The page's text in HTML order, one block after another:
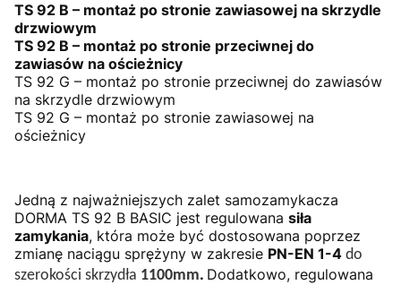
TS 92 B – montaż po stronie zawiasowej na skrzydle
drzwiowym
TS 92 B – montaż po stronie przeciwnej do
zawiasów na ościeżnicy
TS 92 G – montaż po stronie przeciwnej do zawiasów
na skrzydle drzwiowym
TS 92 G – montaż po stronie zawiasowej na
ościeżnicy
Jedną z najważniejszych zalet samozamykacza
DORMA TS 92 B BASIC jest regulowana siła
zamykania, która może być dostosowana poprzez
zmianę naciągu sprężyny w zakresie PN-EN 1-4 do
szerokości skrzydła 1100mm. Dodatkowo, regulowana